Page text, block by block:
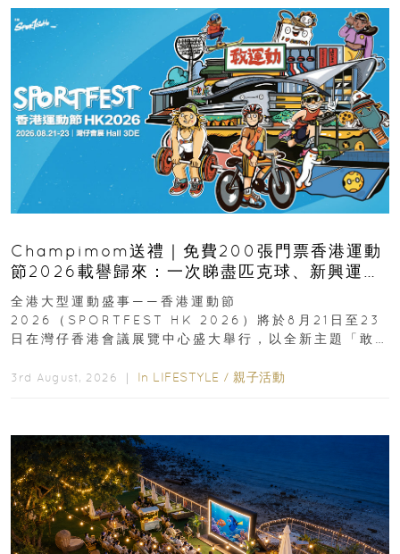
Champimom送禮｜免費200張門票香港運動
節2026載譽歸來：一次睇盡匹克球、新興運
動、街舞比賽＋逾百運動品牌展覽
全港大型運動盛事——香港運動節
2026（SPORTFEST HK 2026）將於8月21日至23
日在灣仔香港會議展覽中心盛大舉行，以全新主題「敢
3rd August, 2026 ｜ In LIFESTYLE / 親子活動